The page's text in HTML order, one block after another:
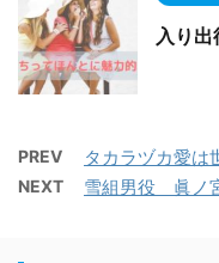
入り
PREV タカラヅカ愛は
NEXT 雪組男役 眞ノ